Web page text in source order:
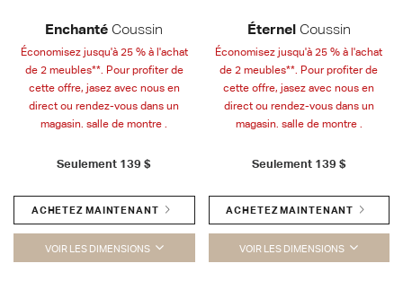
Enchanté Coussin
Économisez jusqu'à 25 % à l'achat
de 2 meubles**. Pour profiter de
cette offre, jasez avec nous en
direct ou rendez-vous dans un
magasin. salle de montre .
Seulement 139 $
ACHETEZ MAINTENANT
VOIR LES DIMENSIONS
ÉternelCoussin
Économisez jusqu'à 25 % à l'achat
de 2 meubles**. Pour profiter de
cette offre, jasez avec nous en
direct ou rendez-vous dans un
magasin. salle de montre .
Seulement 139 $
ACHETEZ MAINTENANT
VOIR LES DIMENSIONS